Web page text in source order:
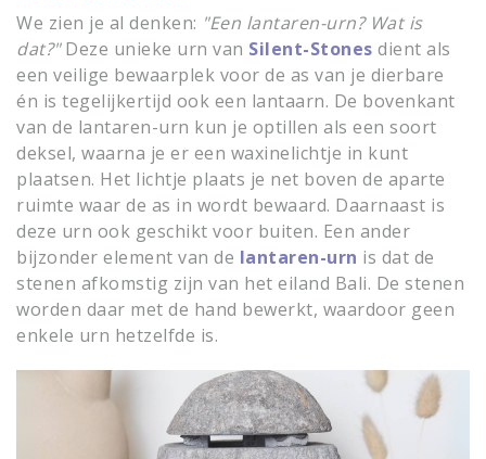
We zien je al denken: "Een lantaren-urn? Wat is
dat?"Deze unieke urn van Silent-Stones dient als
een veilige bewaarplek voor de as van je dierbare
én is tegelijkertijd ook een lantaarn. De bovenkant
van de lantaren-urn kun je optillen als een soort
deksel, waarna je er een waxinelichtje in kunt
plaatsen. Het lichtje plaats je net boven de aparte
ruimte waar de as in wordt bewaard. Daarnaast is
deze urn ook geschikt voor buiten. Een ander
bijzonder element van de lantaren-urn is dat de
stenen afkomstig zijn van het eiland Bali. De stenen
worden daar met de hand bewerkt, waardoor geen
enkele urn hetzelfde is.